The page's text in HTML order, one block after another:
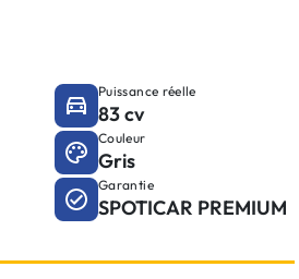
Puissance réelle
83 cv
Couleur
Gris
Garantie
SPOTICAR PREMIUM